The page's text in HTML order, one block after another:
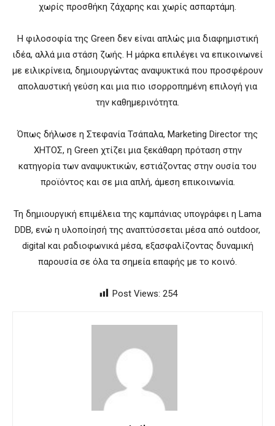
χωρίς προσθήκη ζάχαρης και χωρίς ασπαρτάμη.
Η φιλοσοφία της Green δεν είναι απλώς μια διαφημιστική
ιδέα, αλλά μια στάση ζωής. Η μάρκα επιλέγει να επικοινωνεί
με ειλικρίνεια, δημιουργώντας αναψυκτικά που προσφέρουν
απολαυστική γεύση και μια πιο ισορροπημένη επιλογή για
την καθημερινότητα.
Όπως δήλωσε η Στεφανία Τσάπαλα, Marketing Director της
ΧΗΤΟΣ, η Green χτίζει μια ξεκάθαρη πρόταση στην
κατηγορία των αναψυκτικών, εστιάζοντας στην ουσία του
προϊόντος και σε μια απλή, άμεση επικοινωνία.
Τη δημιουργική επιμέλεια της καμπάνιας υπογράφει η Lama
DDB, ενώ η υλοποίησή της αναπτύσσεται μέσα από outdoor,
digital και ραδιοφωνικά μέσα, εξασφαλίζοντας δυναμική
παρουσία σε όλα τα σημεία επαφής με το κοινό.
Post Views: 254